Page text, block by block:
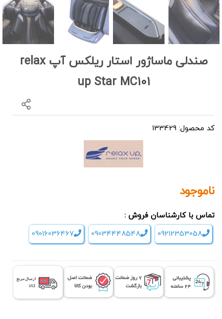
صندلی ماساژور استار ریلکس آپ relax
up Star MC101
کد محصول: 133429
ناموجود
تماس با کارشناسان فروش :
09212353058
09034448548
09016036467